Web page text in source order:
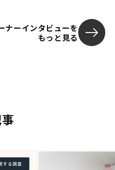
ナーインタビューを
もっと見る